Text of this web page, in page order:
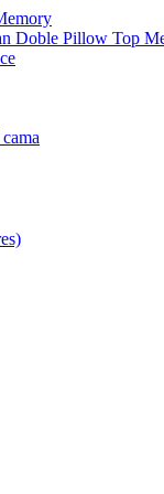
Doble Pillow Top